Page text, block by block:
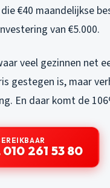
€40 maandelijkse
van €5.000.
veel gezinnen net
gestegen is, maar
En daar komt de
010 261 53 80